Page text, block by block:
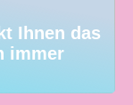
Ihnen das
immer